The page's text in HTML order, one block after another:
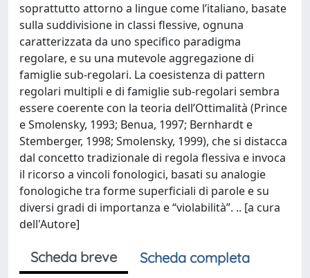
soprattutto attorno a lingue come l’italiano, basate
sulla suddivisione in classi flessive, ognuna
caratterizzata da uno specifico paradigma
regolare, e su una mutevole aggregazione di
famiglie sub-regolari. La coesistenza di pattern
regolari multipli e di famiglie sub-regolari sembra
essere coerente con la teoria dell’Ottimalità (Prince
e Smolensky, 1993; Benua, 1997; Bernhardt e
Stemberger, 1998; Smolensky, 1999), che si distacca
dal concetto tradizionale di regola flessiva e invoca
il ricorso a vincoli fonologici, basati su analogie
fonologiche tra forme superficiali di parole e su
diversi gradi di importanza e “violabilità”. .. [a cura
dell'Autore]
Scheda breve
Scheda completa